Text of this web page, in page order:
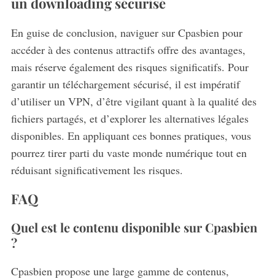
En guise de conclusion, naviguer sur Cpasbien pour
accéder à des contenus attractifs offre des avantages,
mais réserve également des risques significatifs. Pour
garantir un téléchargement sécurisé, il est impératif
d’utiliser un VPN, d’être vigilant quant à la qualité des
fichiers partagés, et d’explorer les alternatives légales
disponibles. En appliquant ces bonnes pratiques, vous
pourrez tirer parti du vaste monde numérique tout en
réduisant significativement les risques.
FAQ
Quel est le contenu disponible sur Cpasbien
?
Cpasbien propose une large gamme de contenus,